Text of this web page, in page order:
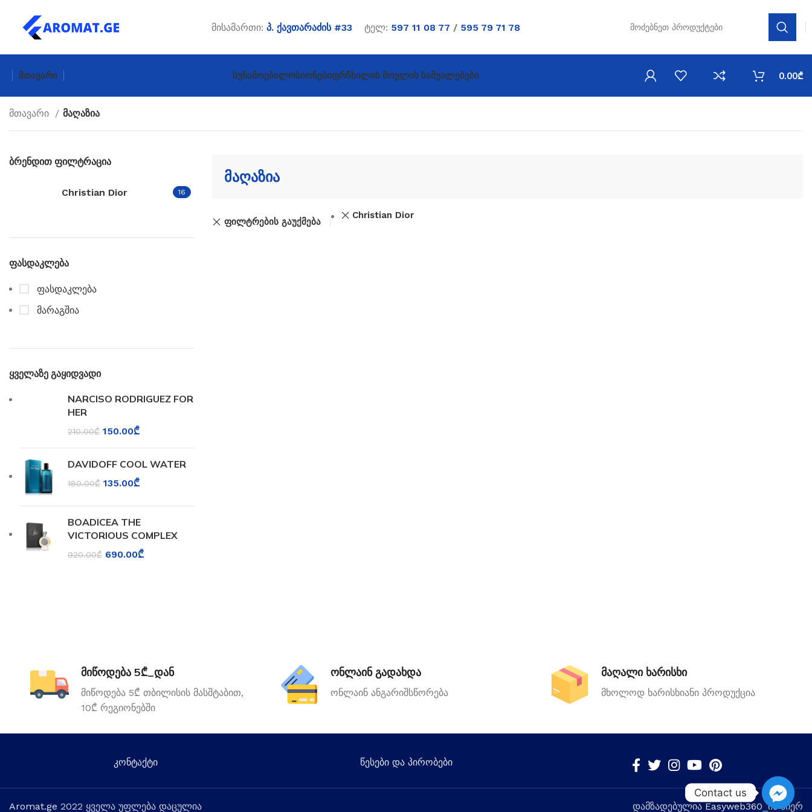
მისამართი: პ. ქავთარაძის #33 ტელ: 597 11 08 77 / 595 79 71 78
Მთავარი ᲡუნამოებიᲚოსიონებიᲤრჩხილის Მოვლის Საშუალებები 0.00₾
მთავარი მაღაზია
ბრენდით ფილტრაცია
Christian Dior 16
ფასდაკლება
ფასდაკლება
მარაგშია
ყველაზე გაყიდვადი
NARCISO RODRIGUEZ FOR
HER
210.00₾ 150.00₾
DAVIDOFF COOL WATER
180.00₾ 135.00₾
BOADICEA THE
VICTORIOUS COMPLEX
920.00₾ 690.00₾
მაღაზია
ფილტრების გაუქმება
Christian Dior
მიწოდება 5₾_დან
მიწოდება 5₾ თბილისის მასშტაბით,
10₾ რეგიონებში
ონლაინ გადახდა
ონლაინ ანგარიშსწორება
მაღალი ხარისხი
მხოლოდ ხარისხიანი პროდუქცია
კონტაქტი წესები და პირობები
Aromat.ge 2022 ყველა უფლება დაცულია დამზადებულიაEasyweb360 _ის მიერ
Contact us